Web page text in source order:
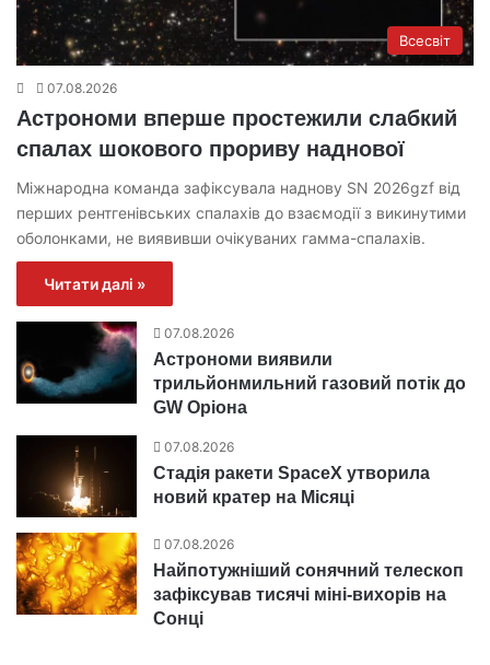
Всесвіт
07.08.2026
Астрономи вперше простежили слабкий
спалах шокового прориву наднової
Міжнародна команда зафіксувала наднову SN 2026gzf від
перших рентгенівських спалахів до взаємодії з викинутими
оболонками, не виявивши очікуваних гамма-спалахів.
Читати далі »
07.08.2026
Астрономи виявили
трильйонмильний газовий потік до
GW Оріона
07.08.2026
Стадія ракети SpaceX утворила
новий кратер на Місяці
07.08.2026
Найпотужніший сонячний телескоп
зафіксував тисячі міні‑вихорів на
Сонці